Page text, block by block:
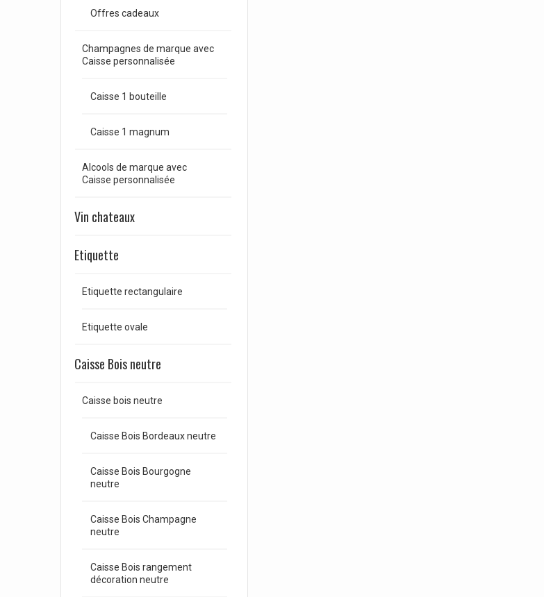
Offres cadeaux
Champagnes de marque avec
Caisse personnalisée
Caisse 1 bouteille
Caisse 1 magnum
Alcools de marque avec
Caisse personnalisée
Vin chateaux
Etiquette
Etiquette rectangulaire
Etiquette ovale
Caisse Bois neutre
Caisse bois neutre
Caisse Bois Bordeaux neutre
Caisse Bois Bourgogne
neutre
Caisse Bois Champagne
neutre
Caisse Bois rangement
décoration neutre